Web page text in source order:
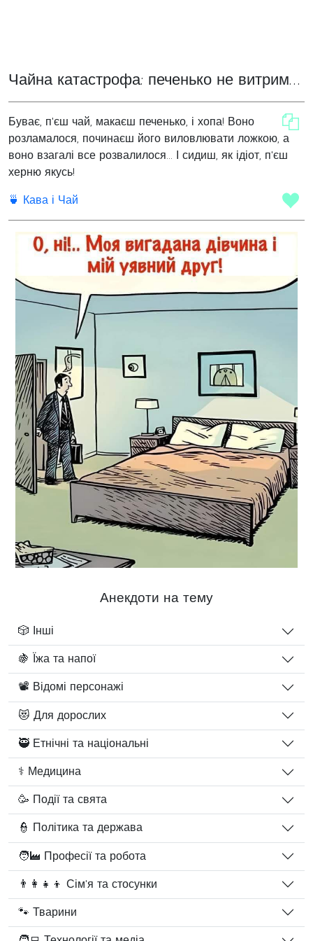
Чайна катастрофа: печенько не витримало натиску
Буває, п'єш чай, макаєш печенько, і хопа! Воно
розламалося, починаєш його виловлювати ложкою, а
воно взагалі все розвалилося... І сидиш, як ідіот, п'єш
херню якусь!
🍵 Кава і Чай
Анекдоти на тему
🎲 Інші
🍇 Їжа та напої
📽️ Відомі персонажі
😻 Для дорослих
🥷 Етнічні та національні
⚕️ Медицина
🥳 Події та свята
👮 Політика та держава
🧑‍🏭 Професії та робота
👨‍👩‍👧‍👦 Сім'я та стосунки
🐾 Тварини